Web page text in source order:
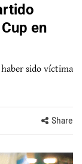
en
sido víctima
Share